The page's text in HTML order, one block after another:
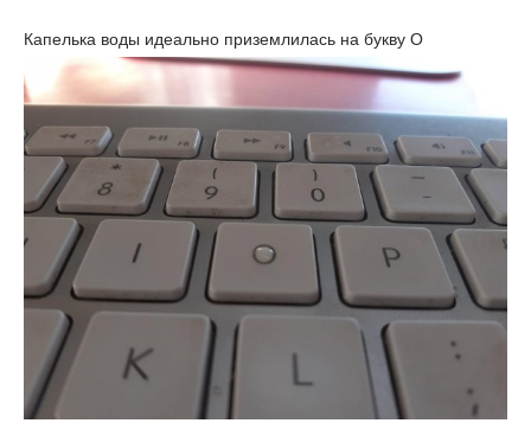
Капелька воды идеально приземлилась на букву О